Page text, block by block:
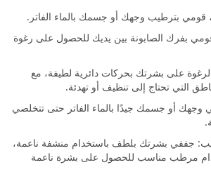
قومي بترطيب وجهك أو جسمك بالماء الفاتر.
بفرك الصابونة بين يديك للحصول على رغوة
على بشرتك بحركات دائرية لطيفة، مع
التي تحتاج إلى تنظيف أو تهدئة.
أو جسمك جيدًا بالماء الفاتر حتى تتخلصي
جففي بشرتك بلطف باستخدام منشفة ناعمة،
مرطب مناسب للحصول على بشرة ناعمة